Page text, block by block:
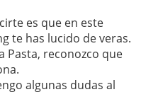
es que en este
te has lucido de veras.
Pasta, reconozco que
algunas dudas al